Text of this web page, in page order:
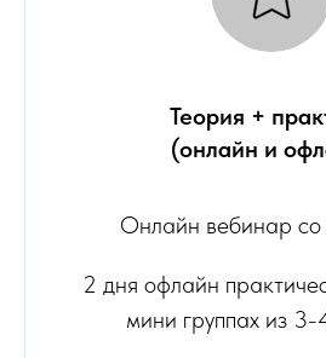
Теория +
(онлайн и
Онлайн вебинар со
2 дня офлайн
мини группах из 3-